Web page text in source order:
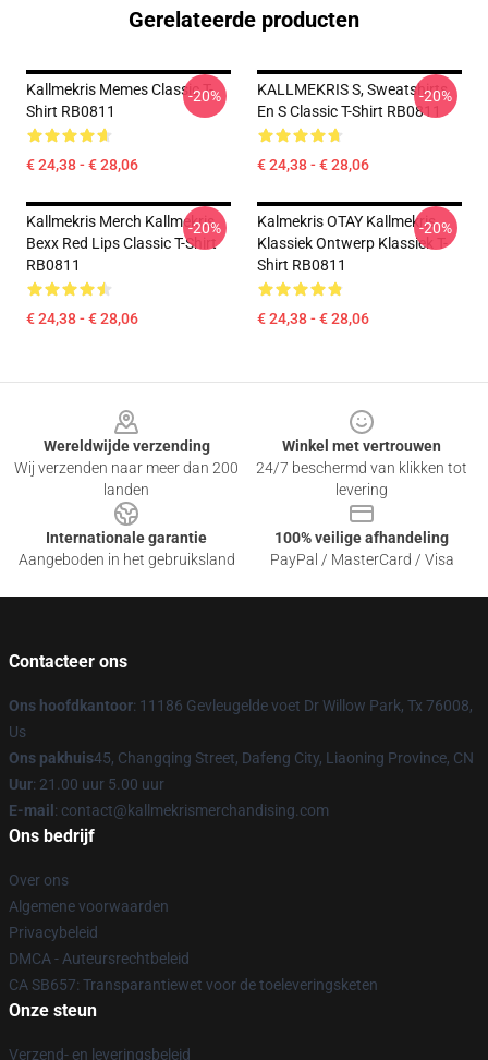
Gerelateerde producten
Kallmekris Memes Classic T-
Shirt RB0811
€ 24,38 - € 28,06
-20%
KALLMEKRIS S, Sweatshirts
En S Classic T-Shirt RB0811
€ 24,38 - € 28,06
-20%
Kallmekris Merch Kallmekris
Bexx Red Lips Classic T-Shirt
RB0811
€ 24,38 - € 28,06
-20%
Kalmekris OTAY Kallmekris
Klassiek Ontwerp Klassiek T-
Shirt RB0811
€ 24,38 - € 28,06
-20%
Wereldwijde verzending
Wij verzenden naar meer dan 200
landen
Winkel met vertrouwen
24/7 beschermd van klikken tot
levering
Internationale garantie
Aangeboden in het gebruiksland
100% veilige afhandeling
PayPal / MasterCard / Visa
Contacteer ons
Ons hoofdkantoor: 11186 Gevleugelde voet Dr Willow Park, Tx 76008,
Us
Ons pakhuis45, Changqing Street, Dafeng City, Liaoning Province, CN
Uur: 21.00 uur 5.00 uur
E-mail : contact@kallmekrismerchandising.com
Ons bedrijf
Over ons
Algemene voorwaarden
Privacybeleid
DMCA - Auteursrechtbeleid
CA SB657: Transparantiewet voor de toeleveringsketen
Onze steun
Verzend- en leveringsbeleid